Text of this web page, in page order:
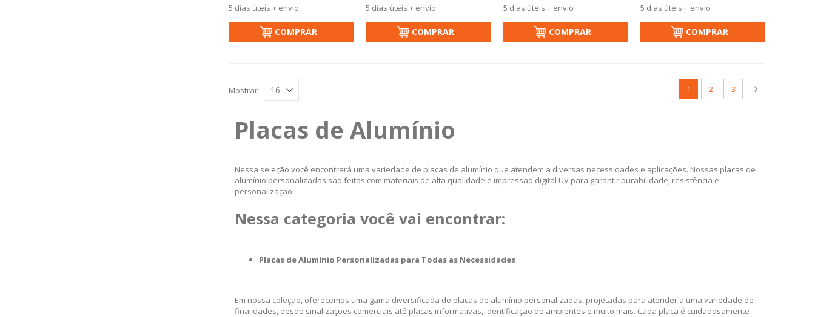
5 dias úteis + envio
COMPRAR
5 dias úteis + envio
COMPRAR
5 dias úteis + envio
COMPRAR
5 dias úteis + envio
COMPRAR
Você esta lendo a pagina
1 Página
2 Página
3 Página
Próximo
Mostrar
Placas de Alumínio
Nessa seleção você encontrará uma variedade de placas de alumínio que atendem a diversas necessidades e aplicações. Nossas placas de
alumínio personalizadas são feitas com materiais de alta qualidade e impressão digital UV para garantir durabilidade, resistência e
personalização.
Nessa categoria você vai encontrar:
Placas de Alumínio Personalizadas para Todas as Necessidades
Em nossa coleção, oferecemos uma gama diversificada de placas de alumínio personalizadas, projetadas para atender a uma variedade de
finalidades, desde sinalizações comerciais até placas informativas, identificação de ambientes e muito mais. Cada placa é cuidadosamente